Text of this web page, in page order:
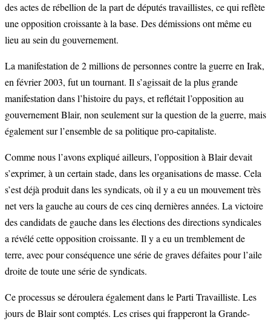
des actes de rébellion de la part de députés travaillistes, ce qui reflète
une opposition croissante à la base. Des démissions ont même eu
lieu au sein du gouvernement.
La manifestation de 2 millions de personnes contre la guerre en Irak,
en février 2003, fut un tournant. Il s’agissait de la plus grande
manifestation dans l’histoire du pays, et reflétait l’opposition au
gouvernement Blair, non seulement sur la question de la guerre, mais
également sur l’ensemble de sa politique pro-capitaliste.
Comme nous l’avons expliqué ailleurs, l’opposition à Blair devait
s’exprimer, à un certain stade, dans les organisations de masse. Cela
s’est déjà produit dans les syndicats, où il y a eu un mouvement très
net vers la gauche au cours de ces cinq dernières années. La victoire
des candidats de gauche dans les élections des directions syndicales
a révélé cette opposition croissante. Il y a eu un tremblement de
terre, avec pour conséquence une série de graves défaites pour l’aile
droite de toute une série de syndicats.
Ce processus se déroulera également dans le Parti Travailliste. Les
jours de Blair sont comptés. Les crises qui frapperont la Grande-